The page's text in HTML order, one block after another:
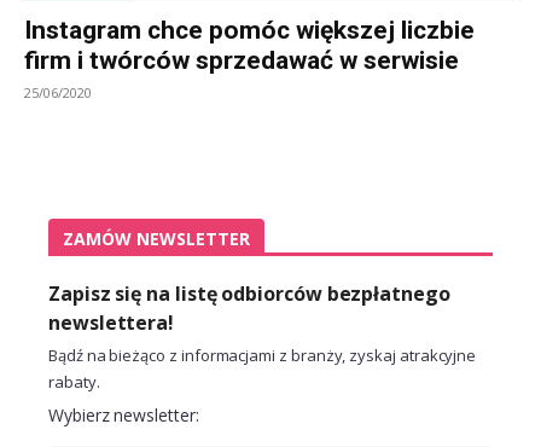
Instagram chce pomóc większej liczbie
firm i twórców sprzedawać w serwisie
25/06/2020
ZAMÓW NEWSLETTER
Zapisz się na listę odbiorców bezpłatnego
newslettera!
Bądź na bieżąco z informacjami z branży, zyskaj atrakcyjne
rabaty.
Wybierz newsletter: